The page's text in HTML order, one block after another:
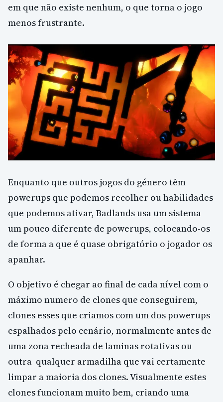
em que não existe nenhum, o que torna o jogo
menos frustrante.
Enquanto que outros jogos do género têm
powerups que podemos recolher ou habilidades
que podemos ativar, Badlands usa um sistema
um pouco diferente de powerups, colocando-os
de forma a que é quase obrigatório o jogador os
apanhar.
O objetivo é chegar ao final de cada nível com o
máximo numero de clones que conseguirem,
clones esses que criamos com um dos powerups
espalhados pelo cenário, normalmente antes de
uma zona recheada de laminas rotativas ou
outra qualquer armadilha que vai certamente
limpar a maioria dos clones. Visualmente estes
clones funcionam muito bem, criando uma